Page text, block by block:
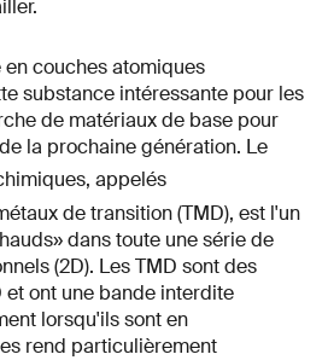
couches atomiques
substance intéressante pour les
de matériaux de base pour
la prochaine génération. Le
appelés
de transition (TMD), est l'un
dans toute une série de
(2D). Les TMD sont des
ont une bande interdite
lorsqu'ils sont en
rend particulièrement